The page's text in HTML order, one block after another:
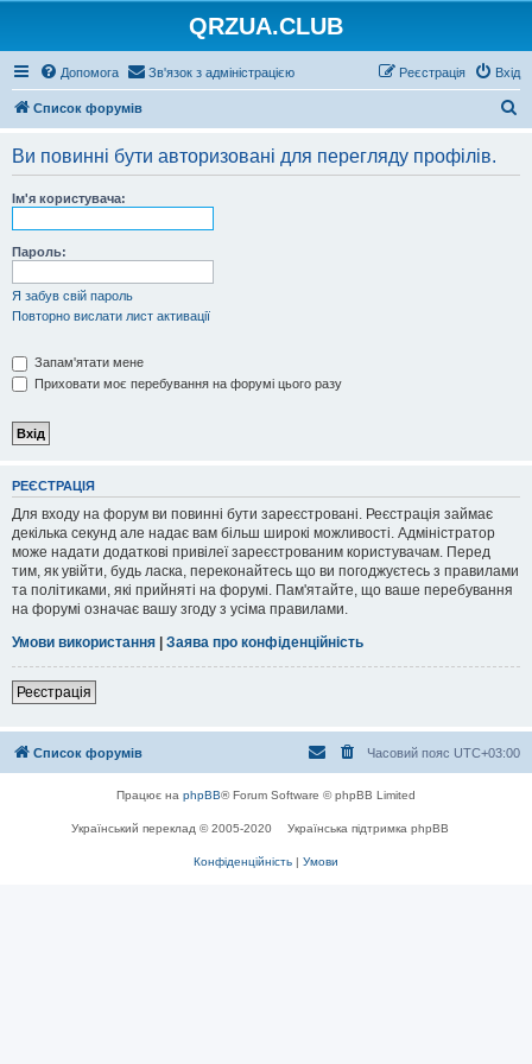
QRZUA.CLUB
Допомога Зв'язок з адміністрацією Вхід
Реєстрація
Список форумів
Ви повинні бути авторизовані для перегляду профілів.
Ім'я користувача:
Пароль:
Я забув свій пароль
Повторно вислати лист активації
Запам'ятати мене
Приховати моє перебування на форумі цього разу
РЕЄСТРАЦІЯ
Для входу на форум ви повинні бути зареєстровані. Реєстрація займає
декілька секунд але надає вам більш широкі можливості. Адміністратор
може надати додаткові привілеї зареєстрованим користувачам. Перед
тим, як увійти, будь ласка, переконайтесь що ви погоджуєтесь з правилами
та політиками, які прийняті на форумі. Пам'ятайте, що ваше перебування
на форумі означає вашу згоду з усіма правилами.
Умови використання | Заява про конфіденційність
Реєстрація
Список форумів Часовий пояс UTC+03:00
Працює на phpBB® Forum Software © phpBB Limited
Український переклад © 2005-2020 Українська підтримка phpBB
Конфіденційність | Умови